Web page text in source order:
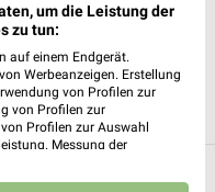
Öffnungszeiten
um die Leistung der
zu tun:
auf einem Endgerät.
Werbeanzeigen. Erstellung
von Profilen zur
von Profilen zur
Profilen zur Auswahl
Messung der
Quellen. Entwicklung und